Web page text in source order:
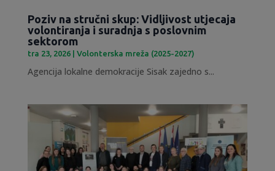
Poziv na stručni skup: Vidljivost utjecaja
volontiranja i suradnja s poslovnim
sektorom
tra 23, 2026| Volonterska mreža (2025-2027)
Agencija lokalne demokracije Sisak zajedno s...